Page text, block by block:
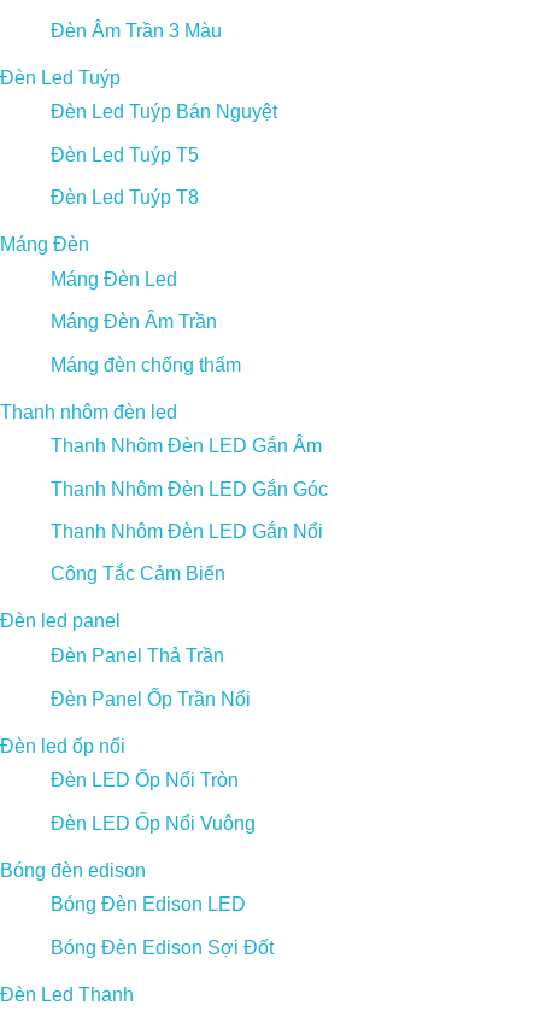
Đèn Âm Trần 3 Màu
Đèn Led Tuýp
Đèn Led Tuýp Bán Nguyệt
Đèn Led Tuýp T5
Đèn Led Tuýp T8
Máng Đèn
Máng Đèn Led
Máng Đèn Âm Trần
Máng đèn chống thấm
Thanh nhôm đèn led
Thanh Nhôm Đèn LED Gắn Âm
Thanh Nhôm Đèn LED Gắn Góc
Thanh Nhôm Đèn LED Gắn Nổi
Công Tắc Cảm Biến
Đèn led panel
Đèn Panel Thả Trần
Đèn Panel Ốp Trần Nổi
Đèn led ốp nổi
Đèn LED Ốp Nổi Tròn
Đèn LED Ốp Nổi Vuông
Bóng đèn edison
Bóng Đèn Edison LED
Bóng Đèn Edison Sợi Đốt
Đèn Led Thanh